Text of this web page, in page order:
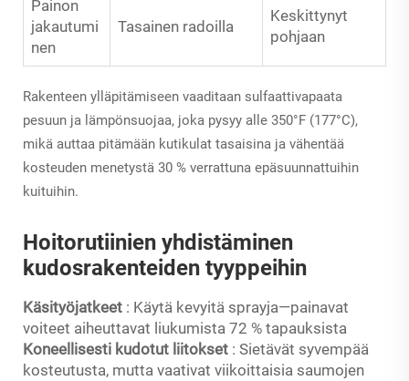
Painon
jakautumi
nen
Tasainen radoilla
Keskittynyt
pohjaan
Rakenteen ylläpitämiseen vaaditaan sulfaattivapaata
pesuun ja lämpönsuojaa, joka pysyy alle 350°F (177°C),
mikä auttaa pitämään kutikulat tasaisina ja vähentää
kosteuden menetystä 30 % verrattuna epäsuunnattuihin
kuituihin.
Hoitorutiinien yhdistäminen
kudosrakenteiden tyyppeihin
Käsityöjatkeet : Käytä kevyitä sprayja—painavat
voiteet aiheuttavat liukumista 72 % tapauksista
Koneellisesti kudotut liitokset : Sietävät syvempää
kosteutusta, mutta vaativat viikoittaisia saumojen